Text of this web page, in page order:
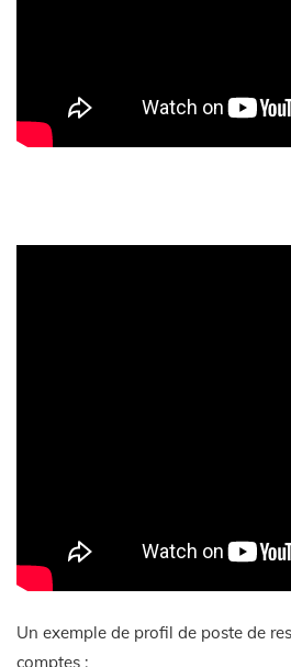
Un exemple de profil de poste de
comptes :